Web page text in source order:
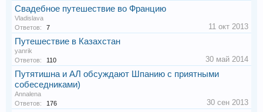
Свадебное путешествие во Францию
Vladislava
Ответов:
7 11 окт 2013
Путешествие в Казахстан
yanrik
Ответов:
110 30 май 2014
Путятишна и АЛ обсуждают Шпанию с приятными
собеседниками)
Annalena
Ответов:
176 30 сен 2013